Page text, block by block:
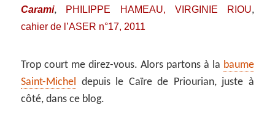
Carami, PHILIPPE HAMEAU, VIRGINIE RIOU,
cahier de l’ASER n°17, 2011
Trop court me direz-vous. Alors partons à la baume
Saint-Michel depuis le Caïre de Priourian, juste à
côté, dans ce blog.